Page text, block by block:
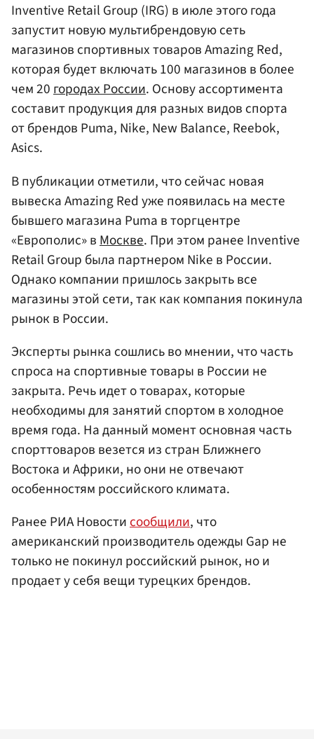
Inventive Retail Group (IRG) в июле этого года
запустит новую мультибрендовую сеть
магазинов спортивных товаров Amazing Red,
которая будет включать 100 магазинов в более
чем 20городах России. Основу ассортимента
составит продукция для разных видов спорта
от брендов Puma, Nike, New Balance, Reebok,
Asics.
В публикации отметили, что сейчас новая
вывеска Amazing Red уже появилась на месте
бывшего магазина Puma в торгцентре
«Европолис» в Москве. При этом ранее Inventive
Retail Group была партнером Nike в России.
Однако компании пришлось закрыть все
магазины этой сети, так как компания покинула
рынок в России.
Эксперты рынка сошлись во мнении, что часть
спроса на спортивные товары в России не
закрыта. Речь идет о товарах, которые
необходимы для занятий спортом в холодное
время года. На данный момент основная часть
спорттоваров везется из стран Ближнего
Востока и Африки, но они не отвечают
особенностям российского климата.
Ранее РИА Новостисообщили, что
американский производитель одежды Gap не
только не покинул российский рынок, но и
продает у себя вещи турецких брендов.